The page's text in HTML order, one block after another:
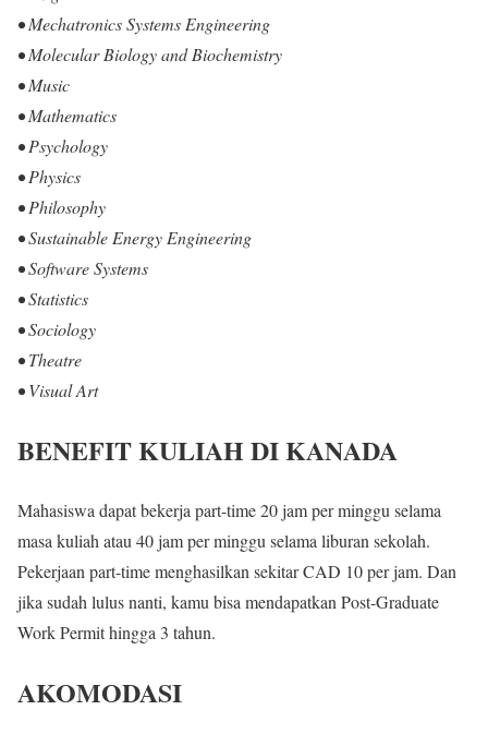
• Mechatronics Systems Engineering
• Molecular Biology and Biochemistry
• Music
• Mathematics
• Psychology
• Physics
• Philosophy
• Sustainable Energy Engineering
• Software Systems
• Statistics
• Sociology
• Theatre
• Visual Art
BENEFIT KULIAH DI KANADA
Mahasiswa dapat bekerja part-time 20 jam per minggu selama
masa kuliah atau 40 jam per minggu selama liburan sekolah.
Pekerjaan part-time menghasilkan sekitar CAD 10 per jam. Dan
jika sudah lulus nanti, kamu bisa mendapatkan Post-Graduate
Work Permit hingga 3 tahun.
AKOMODASI